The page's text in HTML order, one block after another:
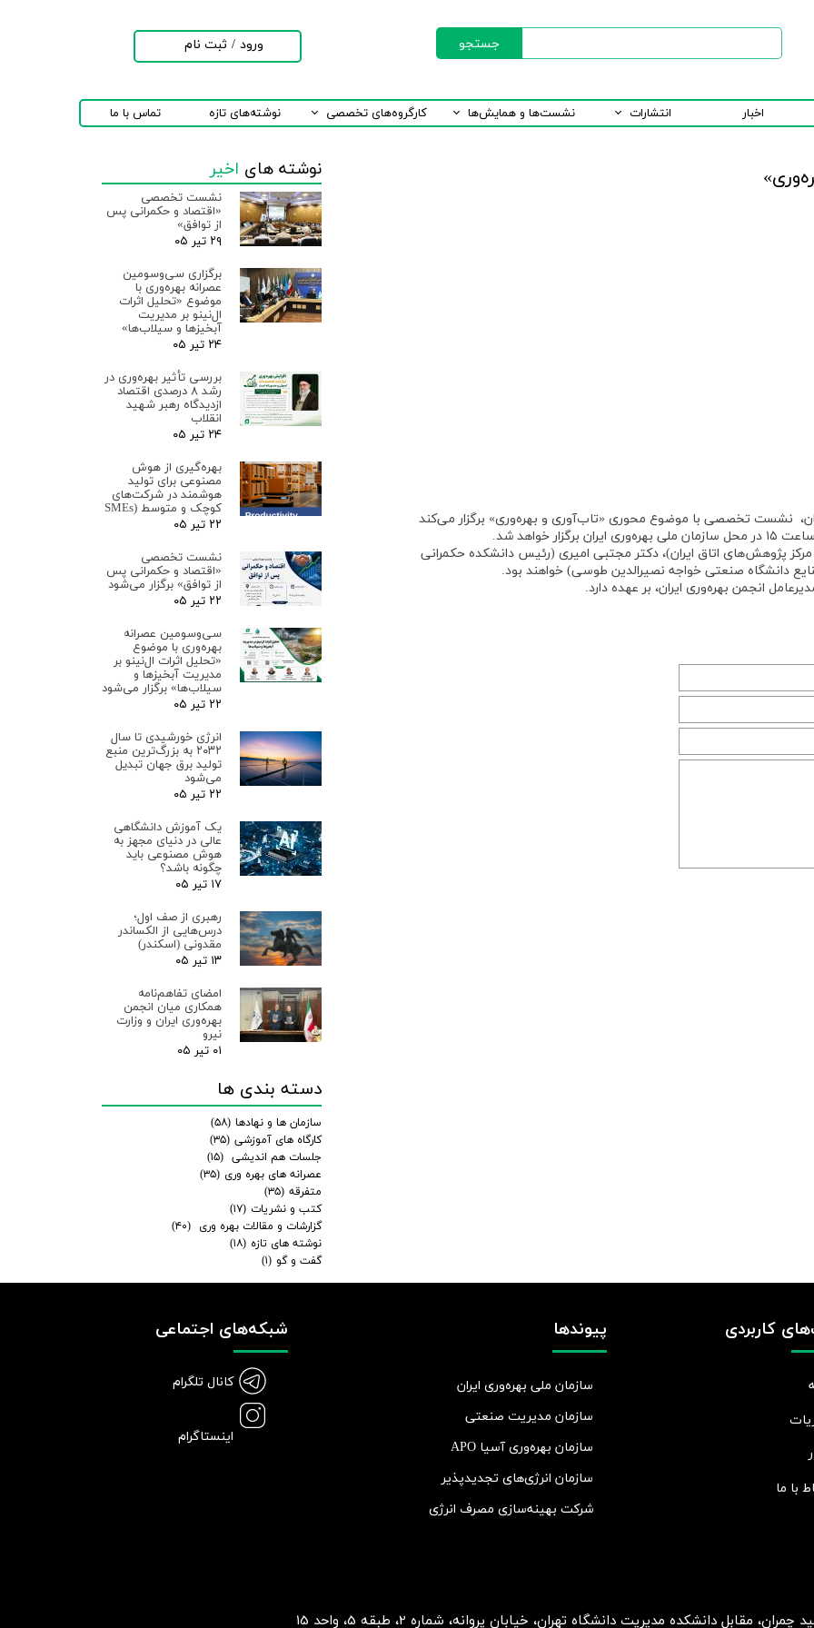
اخبار انتشارات نشست‌ها و همایش‌ها کارگروه‌های تخصصی نوشته‌های تازه تماس با ما
جستجو ورود / ثبت نام
تغییر گذر واژه
خروج از حساب
کاربری
نشست تخصصی با موضوع محوری «تاب‌آوری و بهره‌وری» برگزار می‌کند
پژوهش‌های اتاق ایران)، دکتر مجتبی امیری (رئیس دانشکده حکمرانی
دانشگاه صنعتی خواجه نصیرالدین طوسی) خواهند بود.
انجمن بهره‌وری ایران، بر عهده دارد.
نوشته های اخیر
نشست تخصصی
«اقتصاد و حکمرانی پس
از توافق»
۲۹ تیر ۰۵
برگزاری سی‌وسومین
عصرانه بهره‌وری با
موضوع «تحلیل اثرات
ال‌نینو بر مدیریت
آبخیزها و سیلاب‌ها»
۲۴ تیر ۰۵
بررسی تأثیر بهره‌وری در
رشد ۸ درصدی اقتصاد
ازدیدگاه رهبر شهید
انقلاب
۲۴ تیر ۰۵
بهره‌گیری از هوش
مصنوعی برای تولید
هوشمند در شرکت‌های
کوچک و متوسط (SMEs
۲۲ تیر ۰۵
نشست تخصصی
«اقتصاد و حکمرانی پس
از توافق» برگزار می‌شود
۲۲ تیر ۰۵
سی‌وسومین عصرانه
بهره‌وری با موضوع
«تحلیل اثرات ال‌نینو بر
مدیریت آبخیزها و
سیلاب‌ها» برگزار می‌شود
۲۲ تیر ۰۵
انرژی خورشیدی تا سال
۲۰۳۲ به بزرگ‌ترین منبع
تولید برق جهان تبدیل
می‌شود
۲۲ تیر ۰۵
یک آموزش دانشگاهی
عالی در دنیای مجهز به
هوش مصنوعی باید
چگونه باشد؟
۱۷ تیر ۰۵
رهبری از صف اول؛
درس‌هایی از الکساندر
مقدونی (اسکندر)
۱۳ تیر ۰۵
امضای تفاهم‌نامه
همکاری میان انجمن
بهره‌وری ایران و وزارت
نیرو
۰۱ تیر ۰۵
دسته بندی ها
سازمان ها و نهادها (۵۸)
کارگاه های آموزشی (۳۵)
جلسات هم اندیشی (۱۵)
عصرانه های بهره وری (۳۵)
متفرقه (۳۵)
کتب و نشریات (۱۷)
گزارشات و مقالات بهره وری
(۴۰)
نوشته های تازه (۱۸)
گفت و گو (۱)
مقابل دانشکده مدیریت دانشگاه تهران، خیابان پروانه، شماره 2، طبقه 5، واحد 15
کاربردی
با ما
پیوندها
سازمان ملی بهره‌وری ایران
سازمان مدیریت صنعتی
سازمان بهره‌وری آسیا APO
سازمان انرژی‌های تجدیدپذیر
شرکت بهينه‌سازی مصرف انرژی
شبکه‌های اجتماعی
کانال تلگرام
اینستاگرام